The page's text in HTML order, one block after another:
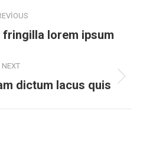
lorem ipsum
NEXT
dictum lacus quis